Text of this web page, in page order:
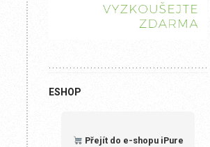
ESHOP
Přejít do e-shopu iPure